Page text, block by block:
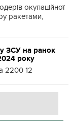
окупаційної
ракетами,
ЗСУ на ранок
року
2200 12